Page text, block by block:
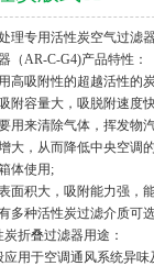
理专用活性炭空气过滤
（AR-C-G4)产品特性：
高吸附性的超越活性的
附容量大，吸脱附速度
用来清除气体，挥发物
大，从而降低中央空调
体使用;
面积大，吸附能力强，
多种活性炭过滤介质可选
炭折叠过滤器用途：
应用于空调通风系统异